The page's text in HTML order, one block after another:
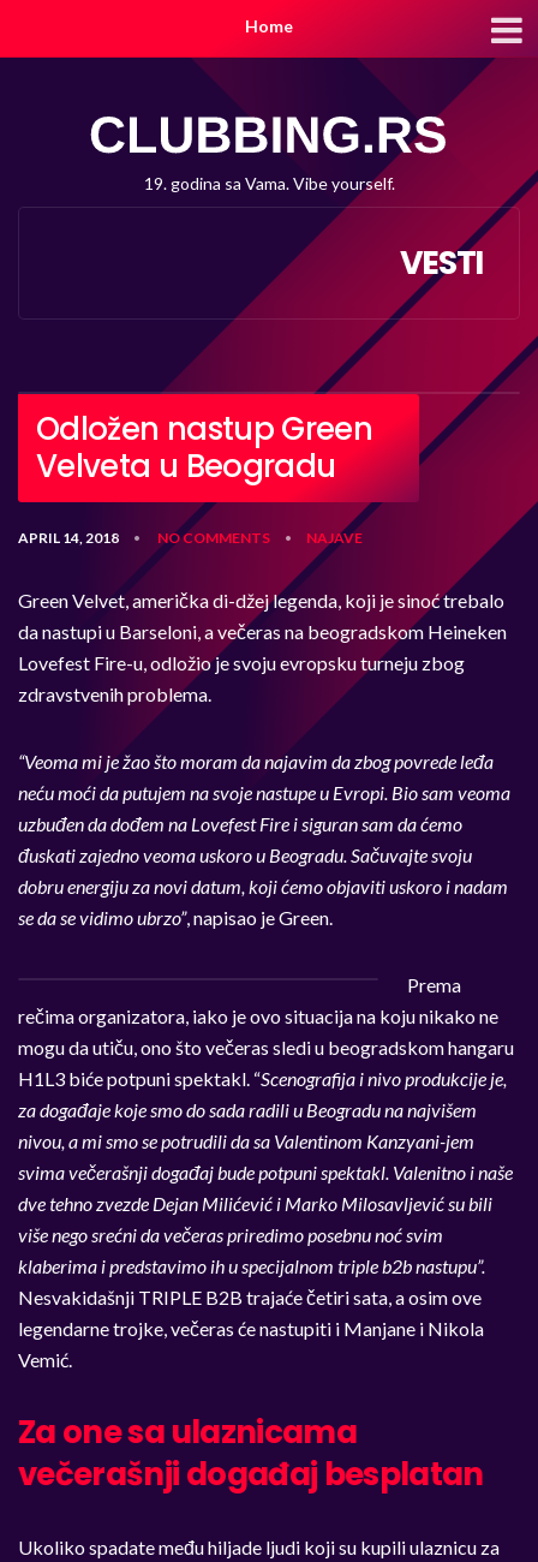
Home
19. godina sa Vama. Vibe yourself.
VESTI
Odložen nastup Green
Velveta u Beogradu
APRIL 14, 2018 • NO COMMENTS • NAJAVE
Green Velvet, američka di-džej legenda, koji je sinoć trebalo
da nastupi u Barseloni, a večeras na beogradskom Heineken
Lovefest Fire-u, odložio je svoju evropsku turneju zbog
zdravstvenih problema.
“Veoma mi je žao što moram da najavim da zbog povrede leđa
neću moći da putujem na svoje nastupe u Evropi. Bio sam veoma
uzbuđen da dođem na Lovefest Fire i siguran sam da ćemo
đuskati zajedno veoma uskoro u Beogradu. Sačuvajte svoju
dobru energiju za novi datum, koji ćemo objaviti uskoro i nadam
se da se vidimo ubrzo”, napisao je Green.
Prema
rečima organizatora, iako je ovo situacija na koju nikako ne
mogu da utiču, ono što večeras sledi u beogradskom hangaru
H1L3 biće potpuni spektakl. “Scenografija i nivo produkcije je,
za događaje koje smo do sada radili u Beogradu na najvišem
nivou, a mi smo se potrudili da sa Valentinom Kanzyani-jem
svima večerašnji događaj bude potpuni spektakl. Valenitno i naše
dve tehno zvezde Dejan Milićević i Marko Milosavljević su bili
više nego srećni da večeras priredimo posebnu noć svim
klaberima i predstavimo ih u specijalnom triple b2b nastupu”.
Nesvakidašnji TRIPLE B2B trajaće četiri sata, a osim ove
legendarne trojke, večeras će nastupiti i Manjane i Nikola
Vemić.
Za one sa ulaznicama
večerašnji događaj besplatan
Ukoliko spadate među hiljade ljudi koji su kupili ulaznicu za